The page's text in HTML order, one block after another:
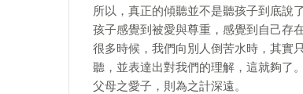
所以，真正的傾聽並不是聽孩子到底說
孩子感覺到被愛與尊重，感覺到自己存在
很多時候，我們向別人倒苦水時，其實
聽，並表達出對我們的理解，這就夠了。
父母之愛子，則為之計深遠。